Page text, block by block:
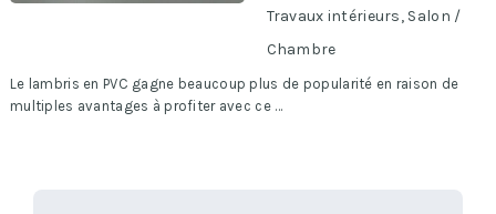
Travaux intérieurs, Salon /
Chambre
Le lambris en PVC gagne beaucoup plus de popularité en raison de
multiples avantages à profiter avec ce …